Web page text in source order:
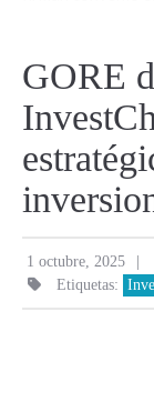
GORE
1 octubre, 2025 |
Etiquetas: